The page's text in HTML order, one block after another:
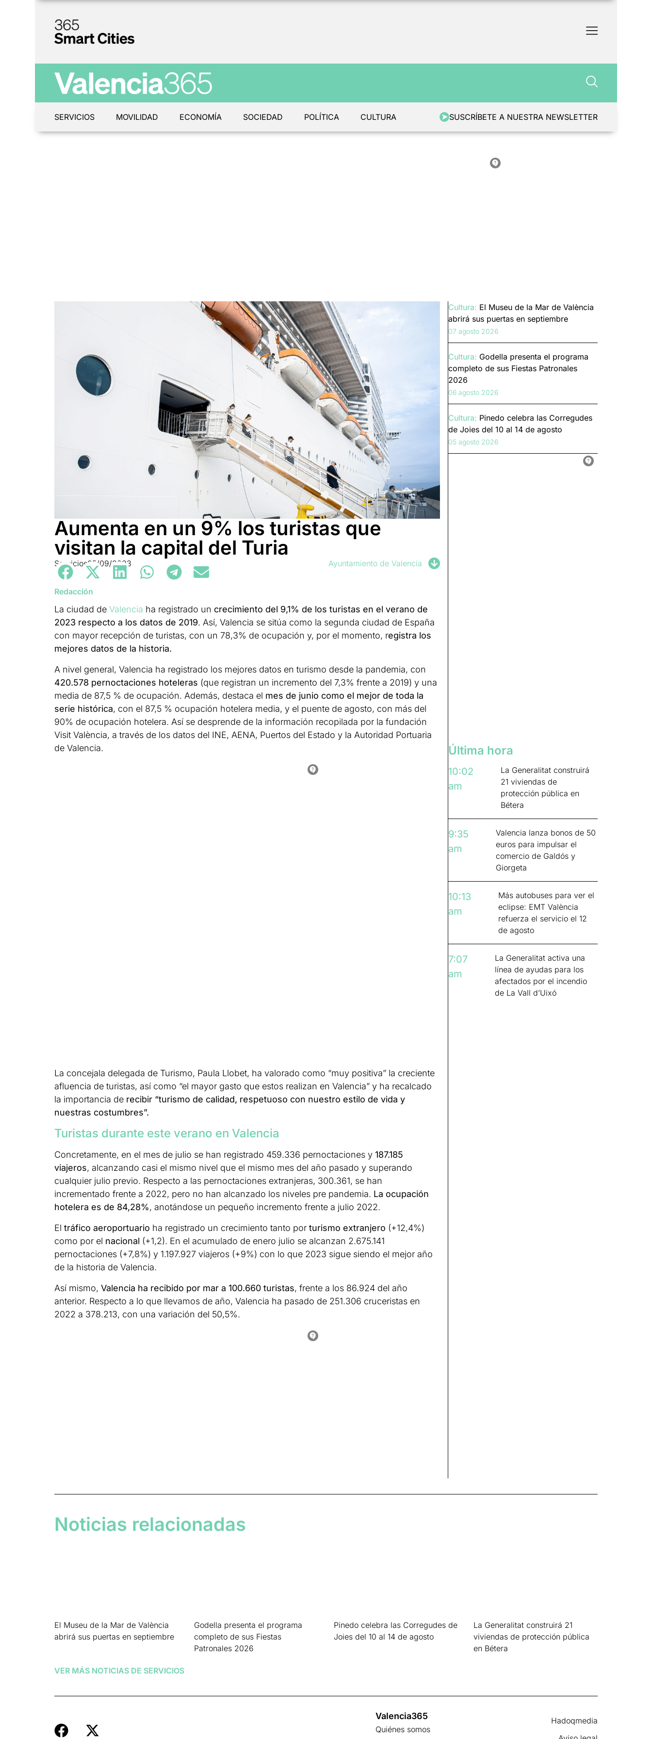
SERVICIOS MOVILIDAD ECONOMÍA SOCIEDAD POLÍTICA CULTURA SUSCRÍBETE A NUESTRA NEWSLETTER
Aumenta en un 9% los turistas que
visitan la capital del Turia
Servicios05/09/2023 Ayuntamiento de Valencia
Redacción
La ciudad de Valencia ha registrado un crecimiento del 9,1% de los turistas en el verano de
2023 respecto a los datos de 2019. Así, Valencia se sitúa como la segunda ciudad de España
con mayor recepción de turistas, con un 78,3% de ocupación y, por el momento, registra los
mejores datos de la historia.
A nivel general, Valencia ha registrado los mejores datos en turismo desde la pandemia, con
420.578 pernoctaciones hoteleras (que registran un incremento del 7,3% frente a 2019) y una
media de 87,5 % de ocupación. Además, destaca el mes de junio como el mejor de toda la
serie histórica, con el 87,5 % ocupación hotelera media, y el puente de agosto, con más del
90% de ocupación hotelera. Así se desprende de la información recopilada por la fundación
Visit València, a través de los datos del INE, AENA, Puertos del Estado y la Autoridad Portuaria
de Valencia.
La concejala delegada de Turismo, Paula Llobet, ha valorado como “muy positiva” la creciente
afluencia de turistas, así como “el mayor gasto que estos realizan en Valencia” y ha recalcado
la importancia de recibir “turismo de calidad, respetuoso con nuestro estilo de vida y
nuestras costumbres”.
Turistas durante este verano en Valencia
Concretamente, en el mes de julio se han registrado 459.336 pernoctaciones y 187.185
viajeros, alcanzando casi el mismo nivel que el mismo mes del año pasado y superando
cualquier julio previo. Respecto a las pernoctaciones extranjeras, 300.361, se han
incrementado frente a 2022, pero no han alcanzado los niveles pre pandemia. La ocupación
hotelera es de 84,28%, anotándose un pequeño incremento frente a julio 2022.
El tráfico aeroportuario ha registrado un crecimiento tanto por turismo extranjero (+12,4%)
como por el nacional (+1,2). En el acumulado de enero julio se alcanzan 2.675.141
pernoctaciones (+7,8%) y 1.197.927 viajeros (+9%) con lo que 2023 sigue siendo el mejor año
de la historia de Valencia.
Así mismo, Valencia ha recibido por mar a 100.660 turistas, frente a los 86.924 del año
anterior. Respecto a lo que llevamos de año, Valencia ha pasado de 251.306 cruceristas en
2022 a 378.213, con una variación del 50,5%.
Cultura: El Museu de la Mar de València
abrirá sus puertas en septiembre
07 agosto 2026
Cultura: Godella presenta el programa
completo de sus Fiestas Patronales
2026
06 agosto 2026
Cultura: Pinedo celebra las Corregudes
de Joies del 10 al 14 de agosto
05 agosto 2026
Última hora
10:02
am
La Generalitat construirá
21 viviendas de
protección pública en
Bétera
9:35
am
Valencia lanza bonos de 50
euros para impulsar el
comercio de Galdós y
Giorgeta
10:13
am
Más autobuses para ver el
eclipse: EMT València
refuerza el servicio el 12
de agosto
7:07
am
La Generalitat activa una
línea de ayudas para los
afectados por el incendio
de La Vall d’Uixó
Noticias relacionadas
El Museu de la Mar de València
abrirá sus puertas en septiembre
Godella presenta el programa
completo de sus Fiestas
Patronales 2026
Pinedo celebra las Corregudes de
Joies del 10 al 14 de agosto
La Generalitat construirá 21
viviendas de protección pública
en Bétera
VER MÁS NOTICIAS DE SERVICIOS
Hadoqmedia
Valencia365
Quiénes somos